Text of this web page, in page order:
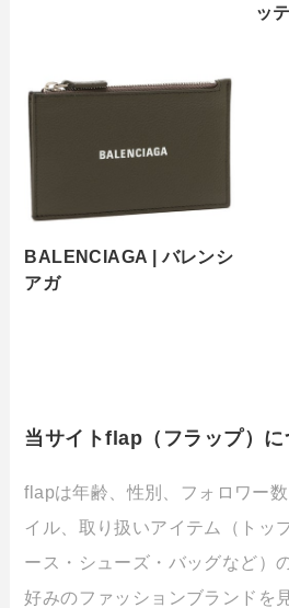
ッ
BALENCIAGA | バレンシ
アガ
当サイトflap（フラップ）に
flapは年齢、性別、フォロワー
イル、取り扱いアイテム（トッ
ース・シューズ・バッグなど）
好みのファッションブランドを